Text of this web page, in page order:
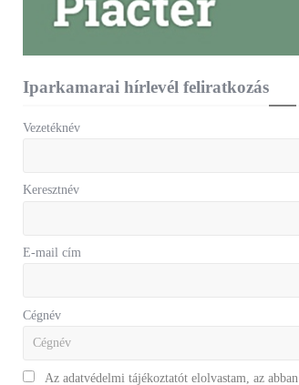
Iparkamarai hírlevél feliratkozás
Vezetéknév
Keresztnév
E-mail cím
Cégnév
Az adatvédelmi tájékoztatót elolvastam, az abban